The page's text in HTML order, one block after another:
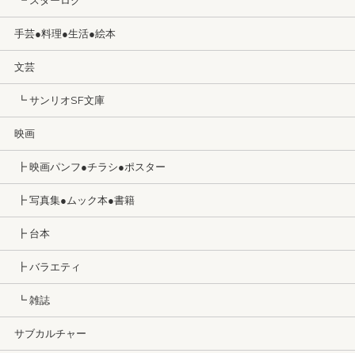
手芸●料理●生活●絵本
文芸
┗ サンリオSF文庫
映画
┣ 映画パンフ●チラシ●ポスター
┣ 写真集●ムック本●書籍
┣ 台本
┣ バラエティ
┗ 雑誌
サブカルチャー